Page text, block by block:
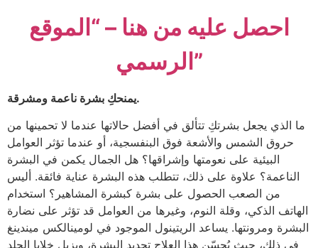
احصل عليه من هنا – “الموقع
الرسمي”
يمنحكِ بشرة ناعمة ومشرقة.
ما الذي يجعل بشرتكِ تتألق في أفضل حالاتها عندما لا تحمينها من
حروق الشمس والأشعة فوق البنفسجية، أو عندما تؤثر العوامل
البيئية على نعومتها وإشراقها؟ هل الجمال يكمن في البشرة
الناعمة؟ علاوة على ذلك، تتطلب هذه البشرة عناية فائقة. أليس
من الصعب الحصول على بشرة كبشرة المشاهير؟ استخدام
الهاتف الذكي، وقلة النوم، وغيرها من العوامل قد تؤثر على نضارة
البشرة ومرونتها. يساعد الريتينول الموجود في لومينالكس ميندينغ
في ذلك، حيث يُحسّن هذا العلاج تجديد البشرة، ويزيل خلايا الجلد